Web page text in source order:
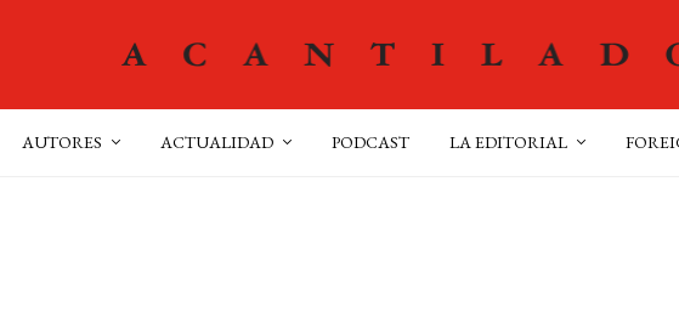
AUTORES ACTUALIDAD PODCAST LA EDITORIAL